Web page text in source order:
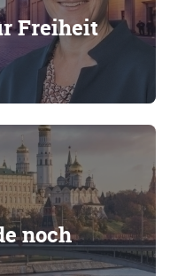
Freiheit
noch